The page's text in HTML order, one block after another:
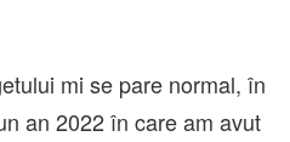
mi se pare normal, în
an 2022 în care am avut